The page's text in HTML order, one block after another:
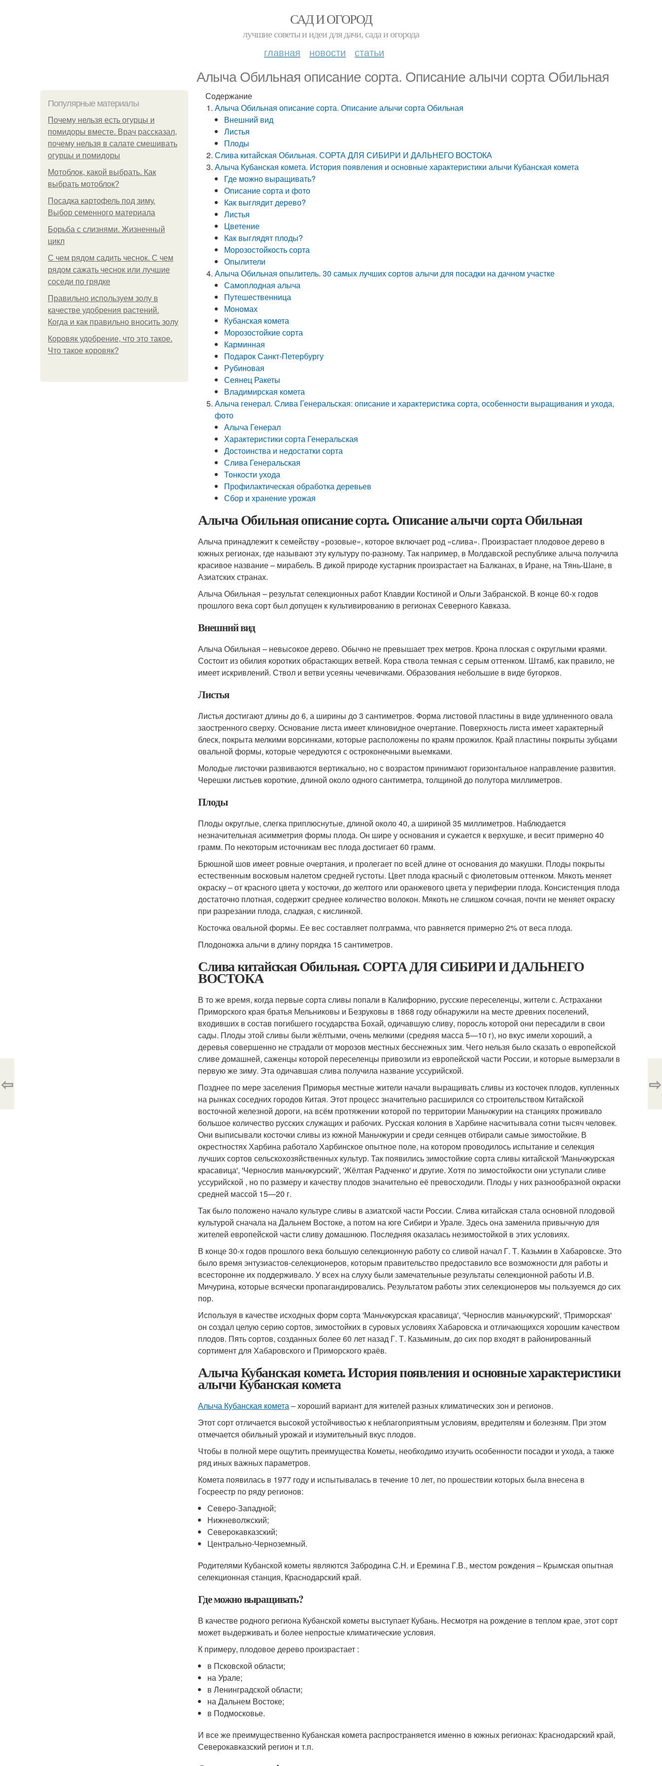
САД И ОГОРОД
лучшие советы и идеи для дачи, сада и огорода
главная новости статьи
Алыча Обильная описание сорта. Описание алычи сорта Обильная
Популярные материалы
Почему нельзя есть огурцы и
помидоры вместе. Врач рассказал,
почему нельзя в салате смешивать
огурцы и помидоры
Мотоблок, какой выбрать. Как
выбрать мотоблок?
Посадка картофель под зиму.
Выбор семенного материала
Борьба с слизнями. Жизненный
цикл
С чем рядом садить чеснок. С чем
рядом сажать чеснок или лучшие
соседи по грядке
Правильно используем золу в
качестве удобрения растений.
Когда и как правильно вносить золу
Коровяк удобрение, что это такое.
Что такое коровяк?
Содержание
Алыча Обильная описание сорта. Описание алычи сорта Обильная
Внешний вид
Листья
Плоды
Слива китайская Обильная. СОРТА ДЛЯ СИБИРИ И ДАЛЬНЕГО ВОСТОКА
Алыча Кубанская комета. История появления и основные характеристики алычи Кубанская комета
Где можно выращивать?
Описание сорта и фото
Как выглядит дерево?
Листья
Цветение
Как выглядят плоды?
Морозостойкость сорта
Опылители
Алыча Обильная опылитель. 30 самых лучших сортов алычи для посадки на дачном участке
Самоплодная алыча
Путешественница
Мономах
Кубанская комета
Морозостойкие сорта
Карминная
Подарок Санкт-Петербургу
Рубиновая
Сеянец Ракеты
Владимирская комета
Алыча генерал. Слива Генеральская: описание и характеристика сорта, особенности выращивания и ухода,
фото
Алыча Генерал
Характеристики сорта Генеральская
Достоинства и недостатки сорта
Слива Генеральская
Тонкости ухода
Профилактическая обработка деревьев
Сбор и хранение урожая
Алыча Обильная описание сорта. Описание алычи сорта Обильная
Алыча принадлежит к семейству «розовые», которое включает род «слива». Произрастает плодовое дерево в
южных регионах, где называют эту культуру по-разному. Так например, в Молдавской республике алыча получила
красивое название – мирабель. В дикой природе кустарник произрастает на Балканах, в Иране, на Тянь-Шане, в
Азиатских странах.
Алыча Обильная – результат селекционных работ Клавдии Костиной и Ольги Забранской. В конце 60-х годов
прошлого века сорт был допущен к культивированию в регионах Северного Кавказа.
Внешний вид
Алыча Обильная – невысокое дерево. Обычно не превышает трех метров. Крона плоская с округлыми краями.
Состоит из обилия коротких обрастающих ветвей. Кора ствола темная с серым оттенком. Штамб, как правило, не
имеет искривлений. Ствол и ветви усеяны чечевичками. Образования небольшие в виде бугорков.
Листья
Листья достигают длины до 6, а ширины до 3 сантиметров. Форма листовой пластины в виде удлиненного овала
заостренного сверху. Основание листа имеет клиновидное очертание. Поверхность листа имеет характерный
блеск, покрыта мелкими ворсинками, которые расположены по краям прожилок. Край пластины покрыты зубцами
овальной формы, которые чередуются с остроконечными выемками.
Молодые листочки развиваются вертикально, но с возрастом принимают горизонтальное направление развития.
Черешки листьев короткие, длиной около одного сантиметра, толщиной до полутора миллиметров.
Плоды
Плоды округлые, слегка приплюснутые, длиной около 40, а шириной 35 миллиметров. Наблюдается
незначительная асимметрия формы плода. Он шире у основания и сужается к верхушке, и весит примерно 40
грамм. По некоторым источникам вес плода достигает 60 грамм.
Брюшной шов имеет ровные очертания, и пролегает по всей длине от основания до макушки. Плоды покрыты
естественным восковым налетом средней густоты. Цвет плода красный с фиолетовым оттенком. Мякоть меняет
окраску – от красного цвета у косточки, до желтого или оранжевого цвета у периферии плода. Консистенция плода
достаточно плотная, содержит среднее количество волокон. Мякоть не слишком сочная, почти не меняет окраску
при разрезании плода, сладкая, с кислинкой.
Косточка овальной формы. Ее вес составляет полграмма, что равняется примерно 2% от веса плода.
Плодоножка алычи в длину порядка 15 сантиметров.
Слива китайская Обильная. СОРТА ДЛЯ СИБИРИ И ДАЛЬНЕГО
ВОСТОКА
В то же время, когда первые сорта сливы попали в Калифорнию, русские переселенцы, жители с. Астраханки
Приморского края братья Мельниковы и Безруковы в 1868 году обнаружили на месте древних поселений,
входивших в состав погибшего государства Бохай, одичавшую сливу, поросль которой они пересадили в свои
сады. Плоды этой сливы были жёлтыми, очень мелкими (средняя масса 5—10 г), но вкус имели хороший, а
деревья совершенно не страдали от морозов местных бесснежных зим. Чего нельзя было сказать о европейской
сливе домашней, саженцы которой переселенцы привозили из европейской части России, и которые вымерзали в
первую же зиму. Эта одичавшая слива получила название уссурийской.
Позднее по мере заселения Приморья местные жители начали выращивать сливы из косточек плодов, купленных
на рынках соседних городов Китая. Этот процесс значительно расширился со строительством Китайской
восточной железной дороги, на всём протяжении которой по территории Маньчжурии на станциях проживало
большое количество русских служащих и рабочих. Русская колония в Харбине насчитывала сотни тысяч человек.
Они выписывали косточки сливы из южной Маньчжурии и среди сеянцев отбирали самые зимостойкие. В
окрестностях Харбина работало Харбинское опытное поле, на котором проводилось испытание и селекция
лучших сортов сельскохозяйственных культур. Так появились зимостойкие сорта сливы китайской 'Маньчжурская
красавица', 'Чернослив маньчжурский', 'Жёлтая Радченко' и другие. Хотя по зимостойкости они уступали сливе
уссурийской , но по размеру и качеству плодов значительно её превосходили. Плоды у них разнообразной окраски
средней массой 15—20 г.
Так было положено начало культуре сливы в азиатской части России. Слива китайская стала основной плодовой
культурой сначала на Дальнем Востоке, а потом на юге Сибири и Урале. Здесь она заменила привычную для
жителей европейской части сливу домашнюю. Последняя оказалась незимостойкой в этих условиях.
В конце 30-х годов прошлого века большую селекционную работу со сливой начал Г. Т. Казьмин в Хабаровске. Это
было время энтузиастов-селекционеров, которым правительство предоставило все возможности для работы и
всесторонне их поддерживало. У всех на слуху были замечательные результаты селекционной работы И.В.
Мичурина, которые всячески пропагандировались. Результатом работы этих селекционеров мы пользуемся до сих
пор.
Используя в качестве исходных форм сорта 'Маньчжурская красавица', 'Чернослив маньчжурский', 'Приморская'
он создал целую серию сортов, зимостойких в суровых условиях Хабаровска и отличающихся хорошим качеством
плодов. Пять сортов, созданных более 60 лет назад Г. Т. Казьминым, до сих пор входят в районированный
сортимент для Хабаровского и Приморского краёв.
Алыча Кубанская комета. История появления и основные характеристики
алычи Кубанская комета
Алыча Кубанская комета– хороший вариант для жителей разных климатических зон и регионов.
Этот сорт отличается высокой устойчивостью к неблагоприятным условиям, вредителям и болезням. При этом
отмечается обильный урожай и изумительный вкус плодов.
Чтобы в полной мере ощутить преимущества Кометы, необходимо изучить особенности посадки и ухода, а также
ряд иных важных параметров.
Комета появилась в 1977 году и испытывалась в течение 10 лет, по прошествии которых была внесена в
Госреестр по ряду регионов:
Северо-Западной;
Нижневолжский;
Северокавказский;
Центрально-Черноземный.
Родителями Кубанской кометы являются Забродина С.Н. и Еремина Г.В., местом рождения – Крымская опытная
селекционная станция, Краснодарский край.
Где можно выращивать?
В качестве родного региона Кубанской кометы выступает Кубань. Несмотря на рождение в теплом крае, этот сорт
может выдерживать и более непростые климатические условия.
К примеру, плодовое дерево произрастает :
в Псковской области;
на Урале;
в Ленинградской области;
на Дальнем Востоке;
в Подмосковье.
И все же преимущественно Кубанская комета распространяется именно в южных регионах: Краснодарский край,
Северокавказский регион и т.п.
⇦ ⇨